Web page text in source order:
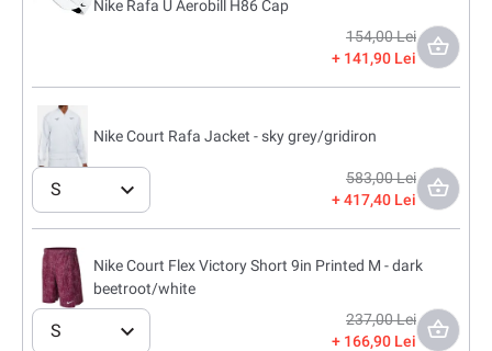
Nike Rafa U Aerobill H86 Cap
154,00 Lei
141,90 Lei
Nike Court Rafa Jacket - sky grey/gridiron
S
583,00 Lei
417,40 Lei
Nike Court Flex Victory Short 9in Printed M - dark
beetroot/white
S
237,00 Lei
166,90 Lei